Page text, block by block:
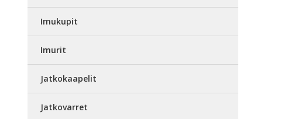
Imukupit
Imurit
Jatkokaapelit
Jatkovarret